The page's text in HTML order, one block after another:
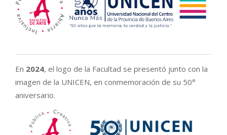
En 2024, el logo de la Facultad se presentó junto con la
imagen de la UNICEN, en conmemoración de su 50°
aniversario.